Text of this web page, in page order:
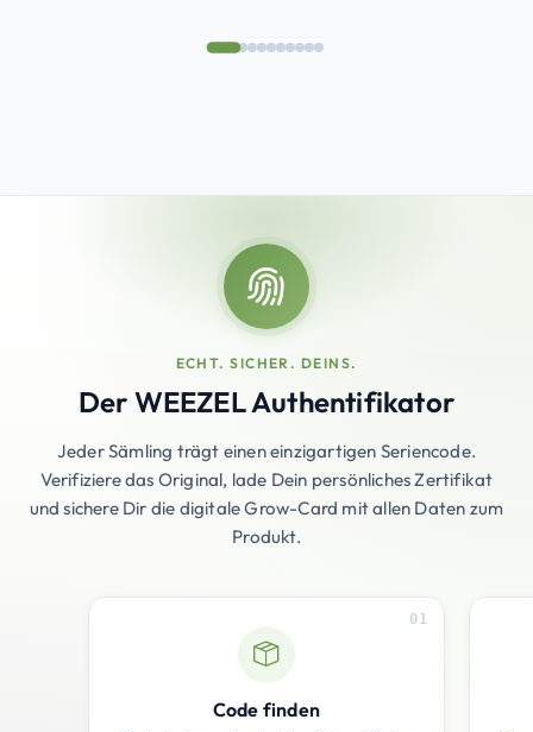
ECHT. SICHER. DEINS.
Der WEEZEL Authentifikator
Jeder Sämling trägt einen einzigartigen Seriencode.
Verifiziere das Original, lade Dein persönliches Zertifikat
und sichere Dir die digitale Grow-Card mit allen Daten zum
Produkt.
01
Code finden